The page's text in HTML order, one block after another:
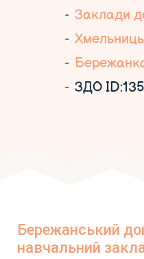
Заклади
ЗДО
Бережанський
навчальний